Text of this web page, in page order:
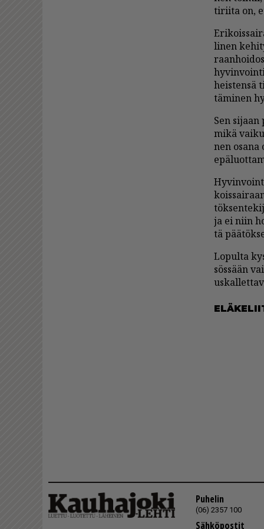
ti­rii­ta on,
li­nen
heis­ten­sä
tä­mi­nen
Sen
mikä
nen
ja ei niin
tä
Lo­pul­ta
sös­sään
Puhelin
(06) 2357 100
Sähköpostit